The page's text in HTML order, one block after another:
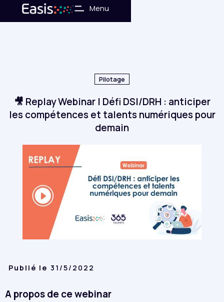
Menu
en
social
No items found.
Pilotage
🎥 Replay Webinar | Défi DSI/DRH : anticiper
les compétences et talents numériques pour
demain
Publié le 31/5/2022
A propos de ce webinar